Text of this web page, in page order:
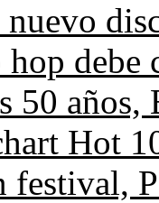
debe
50
Hot
festival,